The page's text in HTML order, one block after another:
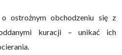
ostrożnym obchodzeniu się z
kuracji – unikać ich